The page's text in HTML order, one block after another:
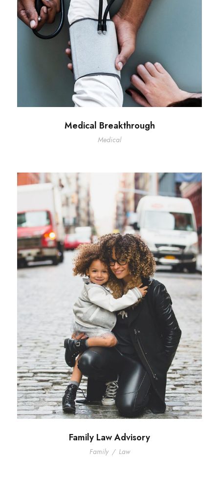
Medical Breakthrough
Medical
Family Law Advisory
Family / Law